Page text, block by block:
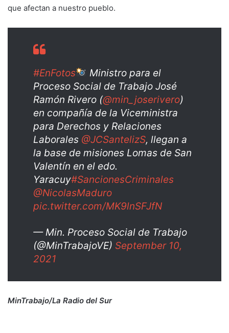
que afectan a nuestro pueblo.
#EnFotos
Ministro para el
Proceso Social de Trabajo José
Ramón Rivero (@min_joserivero)
en compañía de la Viceministra
para Derechos y Relaciones
Laborales @JCSantelizS, llegan a
la base de misiones Lomas de San
Valentín en el edo.
Yaracuy#SancionesCriminales
@NicolasMaduro
pic.twitter.com/MK9lnSFJfN
— Min. Proceso Social de Trabajo
(@MinTrabajoVE) September 10,
2021
MinTrabajo/La Radio del Sur